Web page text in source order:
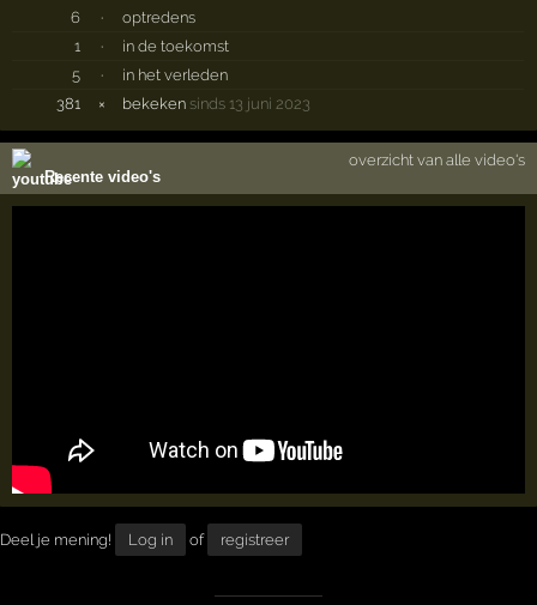
6 ·
optredens
1
·
in de toekomst
5
·
in het verleden
381
× bekeken sinds 13 juni 2023
Recente video's
overzicht van alle video's
Deel je mening! Log in of registreer